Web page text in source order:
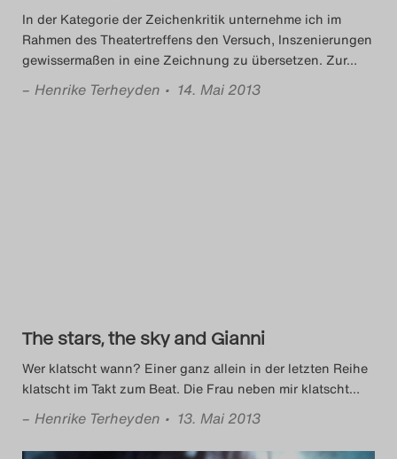
Search
In der Kategorie der Zeichenkritik unternehme ich im
Rahmen des Theatertreffens den Versuch, Inszenierungen
gewissermaßen in eine Zeichnung zu übersetzen. Zur…
– Henrike Terheyden • 14. Mai 2013
The stars, the sky and Gianni
Wer klatscht wann? Einer ganz allein in der letzten Reihe
klatscht im Takt zum Beat. Die Frau neben mir klatscht…
– Henrike Terheyden • 13. Mai 2013